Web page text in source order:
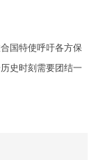
国特使呼吁各方保
史时刻需要团结一